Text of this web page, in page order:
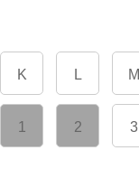
K L M
1 2 3